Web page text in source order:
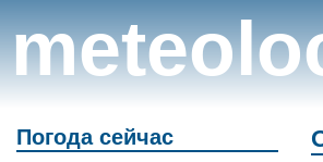
Погода сейчас